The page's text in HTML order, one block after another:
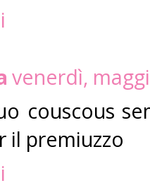
venerdì,
couscous
il premiuzzo